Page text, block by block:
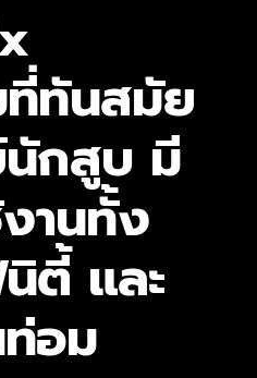
ทันสมัย
กสูบ มี
านทั้ง
ตี้ และ
อม